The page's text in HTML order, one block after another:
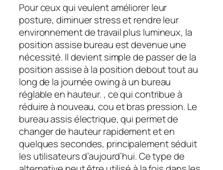
Pour ceux qui veulent améliorer leur
posture, diminuer stress et rendre leur
environnement de travail plus lumineux, la
position assise bureau est devenue une
nécessité. Il devient simple de passer de la
position assise à la position debout tout au
long de la journée owing à un bureau
réglable en hauteur. , ce qui contribue à
réduire à nouveau, cou et bras pression. Le
bureau assis électrique, qui permet de
changer de hauteur rapidement et en
quelques secondes, principalement séduit
les utilisateurs d’aujourd’hui. Ce type de